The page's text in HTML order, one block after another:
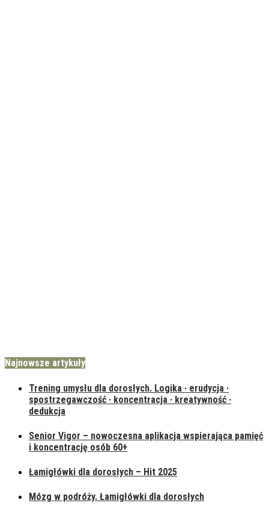
Najnowsze artykuły
Trening umysłu dla dorosłych. Logika · erudycja ·
spostrzegawczość · koncentracja · kreatywność ·
dedukcja
Senior Vigor – nowoczesna aplikacja wspierająca pamięć
i koncentrację osób 60+
Łamigłówki dla dorosłych – Hit 2025
Mózg w podróży. Łamigłówki dla dorosłych